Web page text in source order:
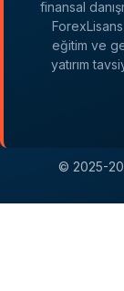
finansal
eğitim ve
yatırım
© 2025-